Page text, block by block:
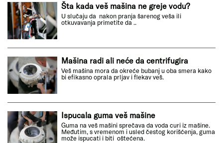
Šta kada veš mašina ne greje vodu?
U slučaju da nakon pranja šarenog veša ili
otkuvavanja primetite da ..
Mašina radi ali neće da centrifugira
Veš mašina mora da okreće bubanj u oba smera kako
bi efikasno oprala prljav i flekav veš.
Ispucala guma veš mašine
Guma na veš mašini sprečava da voda curi iz mašine.
Međutim, s vremenom i usled čestog korišćenja, guma
može ispucati i biti oštećena.